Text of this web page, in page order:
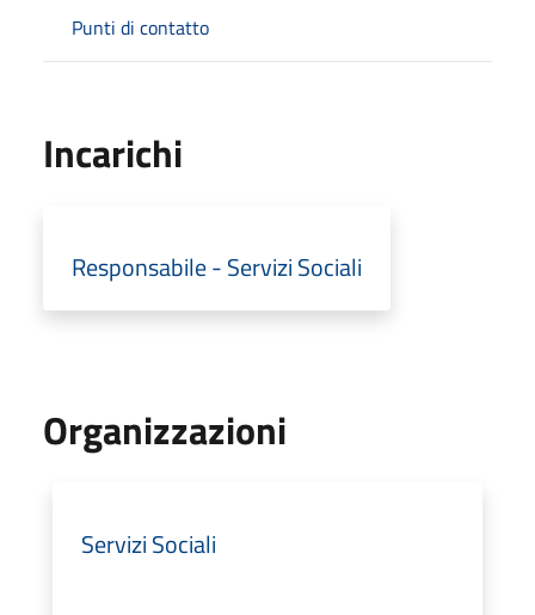
Punti di contatto
Incarichi
Responsabile - Servizi Sociali
Organizzazioni
Servizi Sociali